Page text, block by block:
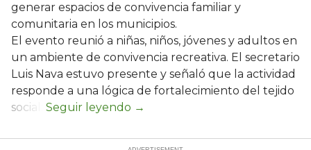
generar espacios de convivencia familiar y
comunitaria en los municipios.
El evento reunió a niñas, niños, jóvenes y adultos en
un ambiente de convivencia recreativa. El secretario
Luis Nava estuvo presente y señaló que la actividad
responde a una lógica de fortalecimiento del tejido
social: